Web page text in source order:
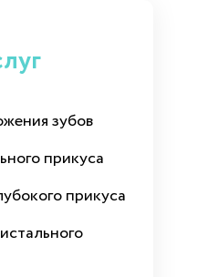
зубов
прикуса
прикуса